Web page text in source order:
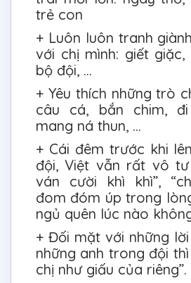
trẻ con
+ Luôn luôn tranh
với chị mình: giết
bộ đội, ...
+ Yêu thích những trò
câu cá, bắn chim,
mang ná thun, ...
+ Cái đêm trước khi
đội, Việt vẫn rất vô
ván cười khì khì”,
đom đóm úp trong
ngủ quên lúc nào
+ Đối mặt với những
những anh trong đội thì
chị như giấu của riêng”.